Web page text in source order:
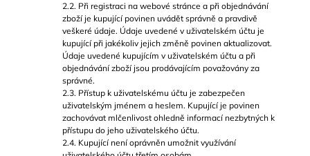
2.2. Při registraci na webové stránce a při objednávání
zboží je kupující povinen uvádět správně a pravdivě
veškeré údaje. Údaje uvedené v uživatelském účtu je
kupující při jakékoliv jejich změně povinen aktualizovat.
Údaje uvedené kupujícím v uživatelském účtu a při
objednávání zboží jsou prodávajícím považovány za
správné.
2.3. Přístup k uživatelskému účtu je zabezpečen
uživatelským jménem a heslem. Kupující je povinen
zachovávat mlčenlivost ohledně informací nezbytných k
přístupu do jeho uživatelského účtu.
2.4. Kupující není oprávněn umožnit využívání